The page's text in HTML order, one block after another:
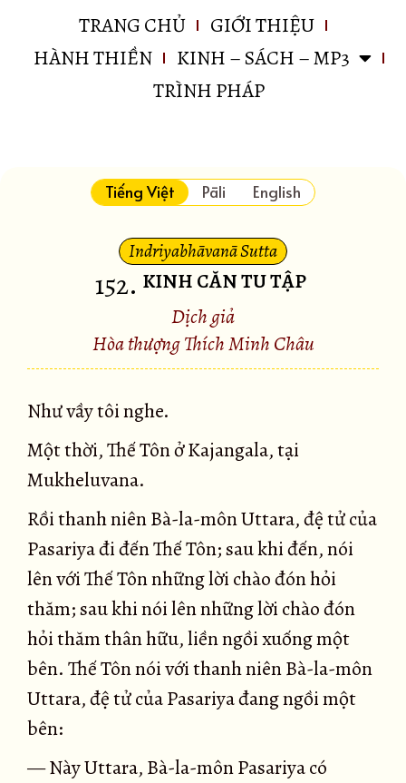
TRANG CHỦ
GIỚI THIỆU
HÀNH THIỀN
KINH – SÁCH – MP3
TRÌNH PHÁP
Tiếng Việt Pāli English
Indriyabhāvanā Sutta
152. KINH CĂN TU TẬP
Dịch giả
Hòa thượng Thích Minh Châu
Như vầy tôi nghe.
Một thời, Thế Tôn ở Kajangala, tại
Mukheluvana.
Rồi thanh niên Bà-la-môn Uttara, đệ tử của
Pasariya đi đến Thế Tôn; sau khi đến, nói
lên với Thế Tôn những lời chào đón hỏi
thăm; sau khi nói lên những lời chào đón
hỏi thăm thân hữu, liền ngồi xuống một
bên. Thế Tôn nói với thanh niên Bà-la-môn
Uttara, đệ tử của Pasariya đang ngồi một
bên:
— Này Uttara, Bà-la-môn Pasariya có